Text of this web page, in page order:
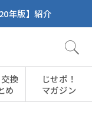
年版】紹介
換
め
じせポ！
マガジン